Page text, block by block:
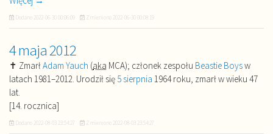
Dodano 2022-06-30 00:06:09 Zmieniono 2022-06-30 00:08:19
4 maja 2012
✝ ZmarłAdam Yauch (aka MCA); członek zespołu Beastie Boysw
latach 1981–2012. Urodził się 5 sierpnia 1964 roku, zmarł w wieku 47
lat.
[14. rocznica]
Dodano 2022-08-03 23:54:27 Zmieniono 2022-08-03 23:54:27